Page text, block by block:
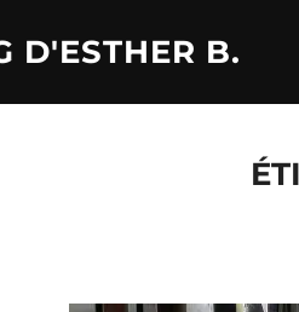
D'ESTHER B.